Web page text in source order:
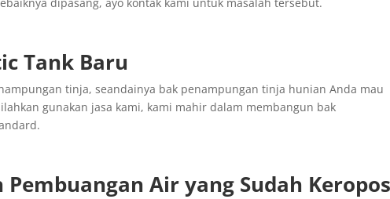
Tank Baru
tinja, seandainya bak penampungan tinja hunian Anda mau
gunakan jasa kami, kami mahir dalam membangun bak
Pembuangan Air yang Sudah